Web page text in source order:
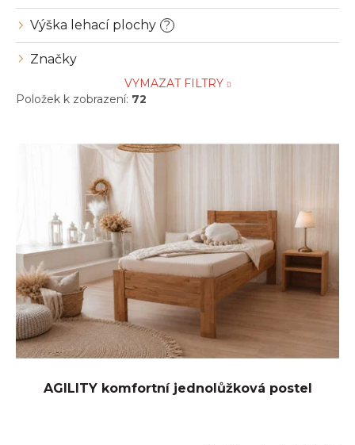
Značky
Výška lehací plochy ?
VYMAZAT FILTRY
Položek k zobrazení: 72
o
u
k
ů
AGILITY komfortní jednolůžková postel